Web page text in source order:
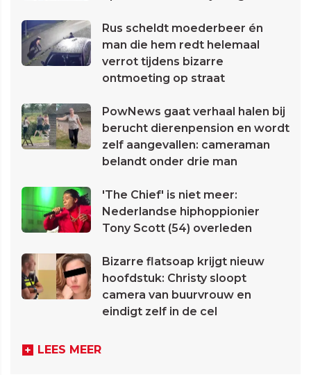
Rus scheldt moederbeer én
man die hem redt helemaal
verrot tijdens bizarre
ontmoeting op straat
PowNews gaat verhaal halen bij
berucht dierenpension en wordt
zelf aangevallen: cameraman
belandt onder drie man
'The Chief' is niet meer:
Nederlandse hiphoppionier
Tony Scott (54) overleden
Bizarre flatsoap krijgt nieuw
hoofdstuk: Christy sloopt
camera van buurvrouw en
eindigt zelf in de cel
LEES MEER